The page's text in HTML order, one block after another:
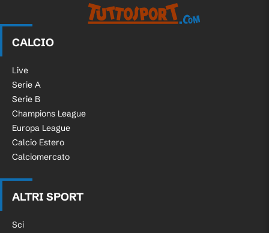
CALCIO
Live
Serie A
Serie B
Champions League
Europa League
Calcio Estero
Calciomercato
ALTRI SPORT
Sci